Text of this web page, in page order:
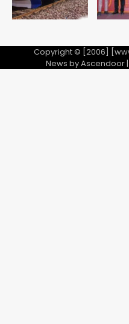
Copyright © [2006]
News byAscendoor|